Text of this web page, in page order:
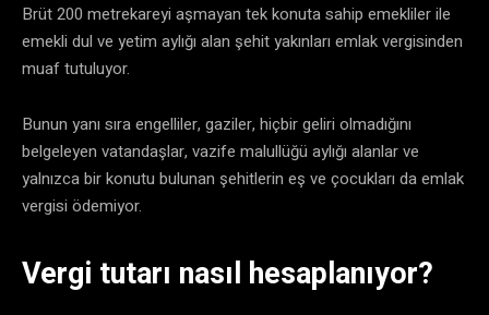
Brüt 200 metrekareyi aşmayan tek konuta sahip emekliler ile
emekli dul ve yetim aylığı alan şehit yakınları emlak vergisinden
muaf tutuluyor.
Bunun yanı sıra engelliler, gaziler, hiçbir geliri olmadığını
belgeleyen vatandaşlar, vazife malullüğü aylığı alanlar ve
yalnızca bir konutu bulunan şehitlerin eş ve çocukları da emlak
vergisi ödemiyor.
Vergi tutarı nasıl hesaplanıyor?